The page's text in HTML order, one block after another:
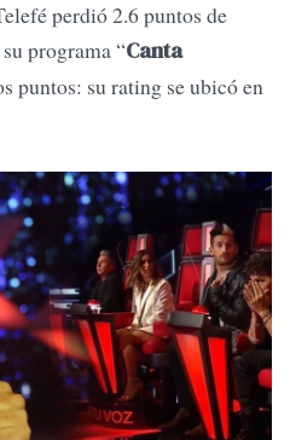
perdió 2.6 puntos de
programa “Canta
puntos: su rating se ubicó en